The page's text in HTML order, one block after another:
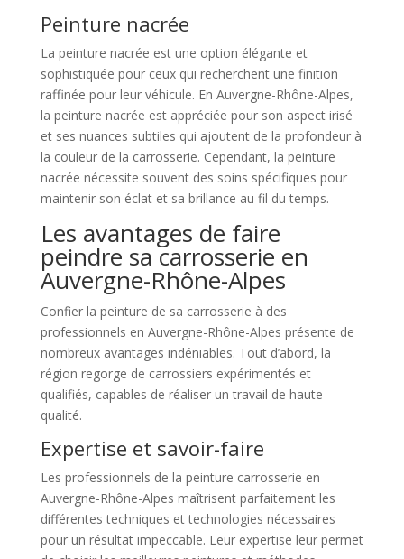
Peinture nacrée
La peinture nacrée est une option élégante et
sophistiquée pour ceux qui recherchent une finition
raffinée pour leur véhicule. En Auvergne-Rhône-Alpes,
la peinture nacrée est appréciée pour son aspect irisé
et ses nuances subtiles qui ajoutent de la profondeur à
la couleur de la carrosserie. Cependant, la peinture
nacrée nécessite souvent des soins spécifiques pour
maintenir son éclat et sa brillance au fil du temps.
Les avantages de faire
peindre sa carrosserie en
Auvergne-Rhône-Alpes
Confier la peinture de sa carrosserie à des
professionnels en Auvergne-Rhône-Alpes présente de
nombreux avantages indéniables. Tout d’abord, la
région regorge de carrossiers expérimentés et
qualifiés, capables de réaliser un travail de haute
qualité.
Expertise et savoir-faire
Les professionnels de la peinture carrosserie en
Auvergne-Rhône-Alpes maîtrisent parfaitement les
différentes techniques et technologies nécessaires
pour un résultat impeccable. Leur expertise leur permet